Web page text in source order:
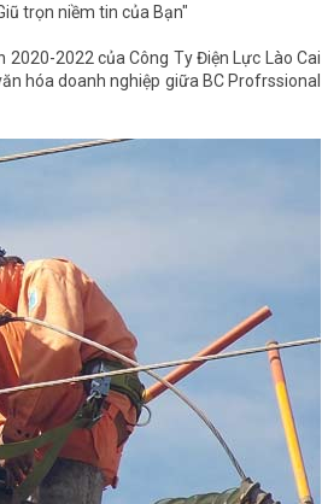
trọn niềm tin của Bạn"
2022 của Công Ty Điện Lực Lào Cai
hóa doanh nghiệp giữa BC Profrssional